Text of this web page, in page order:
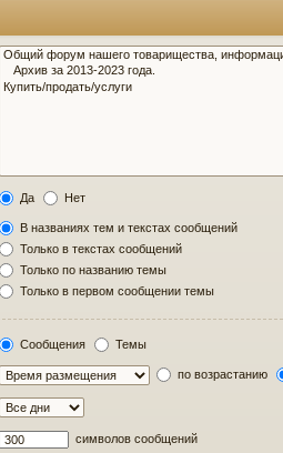
Да Нет
В названиях тем и текстах сообщений
Только в текстах сообщений
Только по названию темы
Только в первом сообщении темы
Сообщения Темы
по возрастанию
символов сообщений